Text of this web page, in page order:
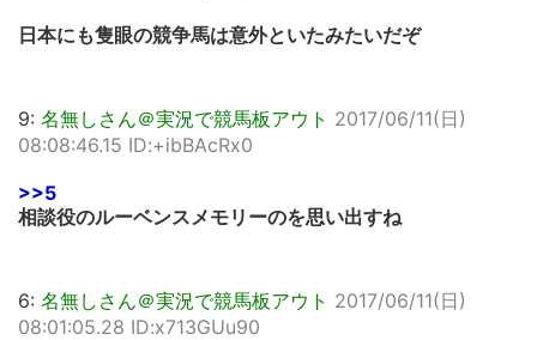
日本にも隻眼の競争馬は意外といたみたいだぞ
9: 名無しさん＠実況で競馬板アウト 2017/06/11(日)
08:08:46.15 ID:+ibBAcRx0
>>5
相談役のルーベンスメモリーのを思い出すね
6: 名無しさん＠実況で競馬板アウト 2017/06/11(日)
08:01:05.28 ID:x713GUu90